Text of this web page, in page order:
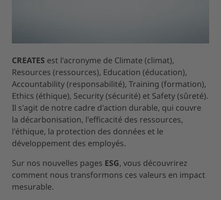
CREATES est l'acronyme de Climate (climat),
Resources (ressources), Education (éducation),
Accountability (responsabilité), Training (formation),
Ethics (éthique), Security (sécurité) et Safety (sûreté).
Il s'agit de notre cadre d'action durable, qui couvre
la décarbonisation, l'efficacité des ressources,
l'éthique, la protection des données et le
développement des employés.
Sur nos nouvelles pages ESG, vous découvrirez
comment nous transformons ces valeurs en impact
mesurable.